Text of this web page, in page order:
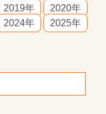
2019年
2020年
2024年
2025年